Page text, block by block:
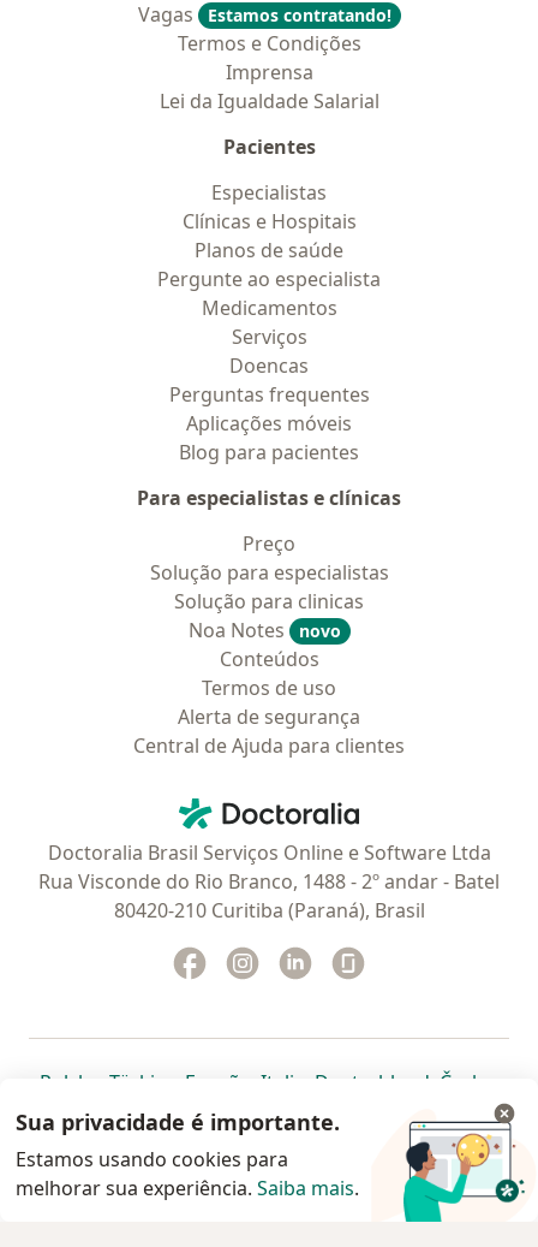
Vagas
Estamos contratando!
Termos e Condições
Imprensa
Lei da Igualdade Salarial
Pacientes
Especialistas
Clínicas e Hospitais
Planos de saúde
Pergunte ao especialista
Medicamentos
Serviços
Doencas
Perguntas frequentes
Aplicações móveis
Blog para pacientes
Para especialistas e clínicas
Preço
Solução para especialistas
Solução para clinicas
Noa Notes
novo
Conteúdos
Termos de uso
Alerta de segurança
Central de Ajuda para clientes
Doctoralia - Homepage
Doctoralia Brasil Serviços Online e Software Ltda
Rua Visconde do Rio Branco, 1488 - 2º andar - Batel
80420-210 Curitiba (Paraná), Brasil
Facebook
abre num novo separador
Instagram
abre num novo separador
Linkedin
abre num novo
Polska abre num novo separador
Türkiye abre num novo separador
España abre num novo separador
Italia abre num novo
Deutschlandabre num
Česko
Portugal abre num novo separador
, México abre num novo separador
, abre num novo separador
Brasil abre num novoabre num
abre
Colombia abre num novo
www.doctoralia.com.br © 2026 - Agende agora sua
Sua privacidade é importante.
Estamos usando cookies para
melhorar sua experiência. Saiba mais.